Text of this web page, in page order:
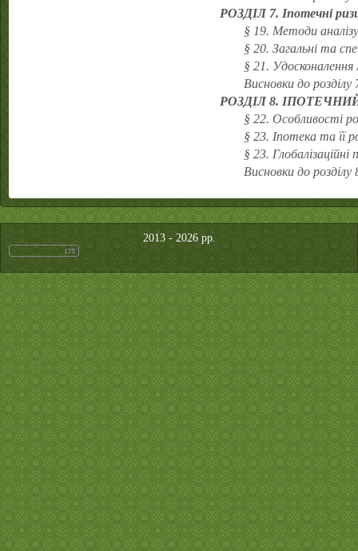
РОЗДІЛ 7. Іпотечні
§ 19. Методи
§ 20. Загальні та
§ 21. Удосконалення
Висновки до розділу
РОЗДІЛ 8.
§ 22. Особливості
§ 23. Іпотека та її
§ 23.
Висновки до розділу
2013 - 2026 рр.